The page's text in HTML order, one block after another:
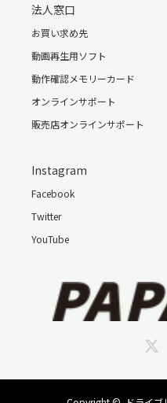
・オフライン対応言語：日
法人窓口
お買い求め先
動画再生用ソフト
動作確認メモリーカード
オンラインサポート
販売店オンラインサポート
Instagram
Facebook
Twitter
YouTube
Instagram